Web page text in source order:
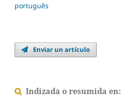
português
Enviar un artículo
Indizada o resumida en: